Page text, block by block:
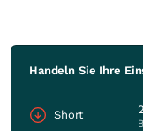
Handeln Sie Ihre
Short